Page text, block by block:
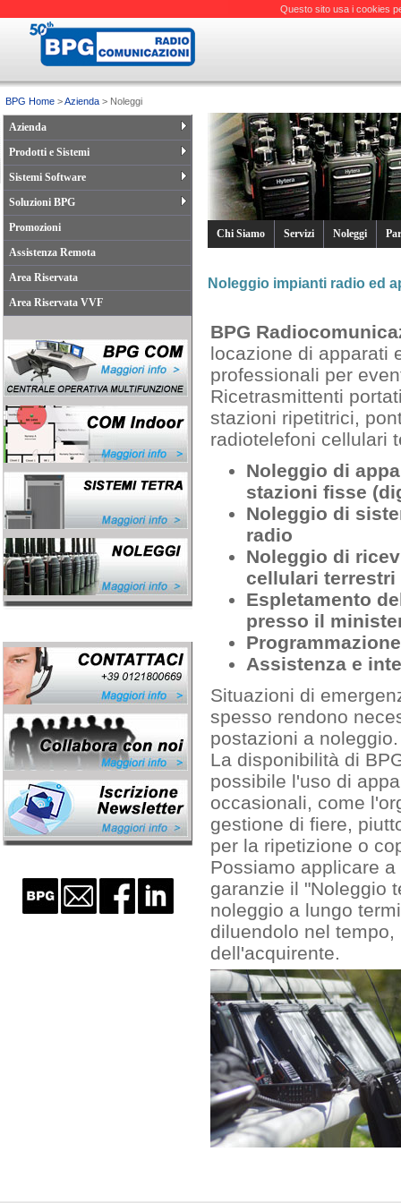
BPG Home >Azienda > Noleggi
Azienda
Prodotti e Sistemi
Sistemi Software
Soluzioni BPG
Promozioni
Assistenza Remota
Area Riservata
Area Riservata VVF
Chi Siamo Servizi Noleggi
Noleggio impianti radio ed
BPG
locazione di apparati
professionali per
Ricetrasmittenti
stazioni ripetitrici,
radiotelefoni cellulari
Noleggio di
stazioni fisse
Noleggio di
radio
Noleggio di
cellulari terrestri
Espletamento
presso il
Assistenza e
Situazioni di
spesso rendono
postazioni a noleggio.
La disponibilità di
possibile l'uso di
occasionali, come
gestione di fiere,
per la ripetizione o
Possiamo applicare
garanzie il "Noleggio
noleggio a lungo
diluendolo nel
dell'acquirente.
Questo sito usa i cookies